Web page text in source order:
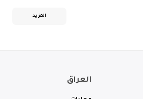
المزيد
العراق